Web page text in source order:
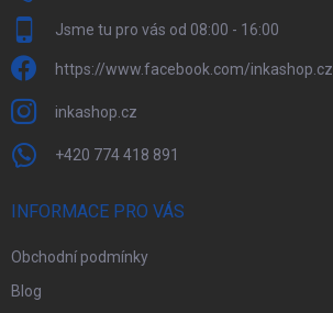
Jsme tu pro vás od 08:00 - 16:00
https://www.facebook.com/inkashop.cz
inkashop.cz
+420 774 418 891
INFORMACE PRO VÁS
Obchodní podmínky
Blog